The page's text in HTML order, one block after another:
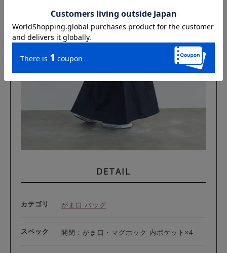
DETAIL
カテゴリ がま口 バッグ
スペック 開閉：がま口・マグホック 内ポケット×4